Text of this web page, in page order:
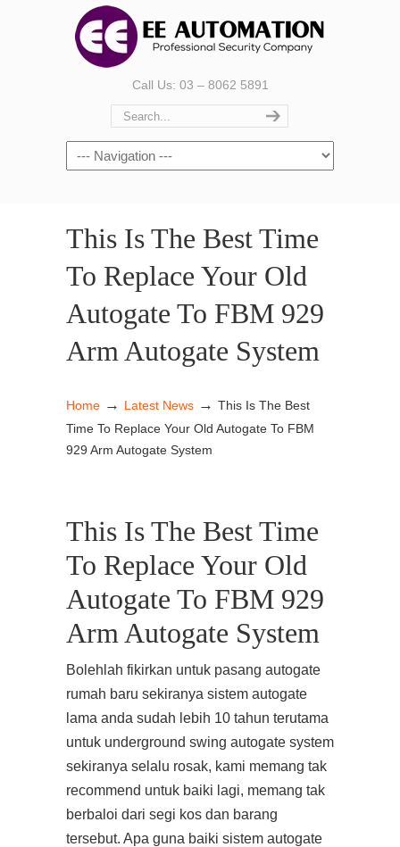
Call Us: 03 – 8062 5891
This Is The Best Time
To Replace Your Old
Autogate To FBM 929
Arm Autogate System
Home → Latest News → This Is The Best
Time To Replace Your Old Autogate To FBM
929 Arm Autogate System
This Is The Best Time
To Replace Your Old
Autogate To FBM 929
Arm Autogate System
Bolehlah fikirkan untuk pasang autogate
rumah baru sekiranya sistem autogate
lama anda sudah lebih 10 tahun terutama
untuk underground swing autogate system
sekiranya selalu rosak, kami memang tak
recommend untuk baiki lagi, memang tak
berbaloi dari segi kos dan barang
tersebut. Apa guna baiki sistem autogate